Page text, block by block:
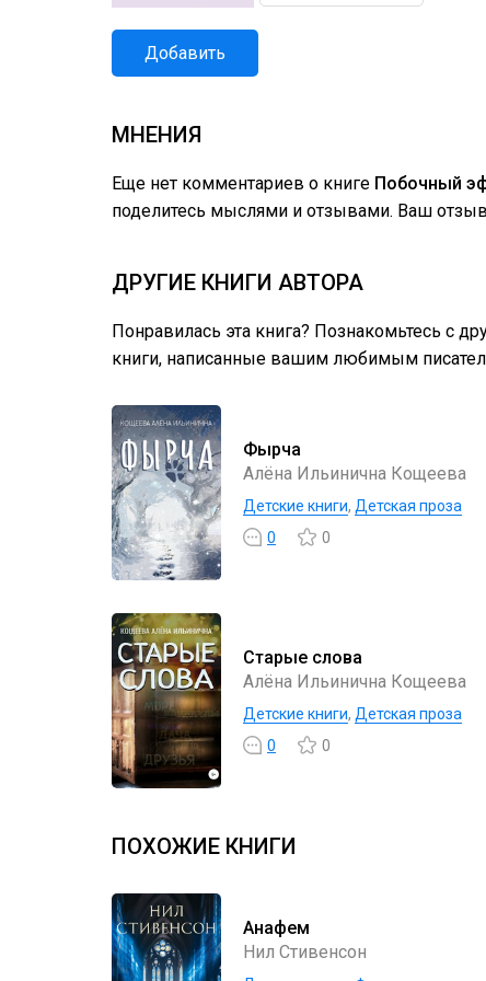
Добавить
МНЕНИЯ
Еще нет комментариев о книге Побочный
поделитесь мыслями и отзывами. Ваш
ДРУГИЕ КНИГИ АВТОРА
Понравилась эта книга? Познакомьтесь с
книги, написанные вашим любимым
Фырча
Алёна Ильинична Кощеева
Детские книги, Детская проза
0
0
Старые слова
Алёна Ильинична Кощеева
Детские книги, Детская проза
0
0
ПОХОЖИЕ КНИГИ
Анафем
Нил Стивенсон